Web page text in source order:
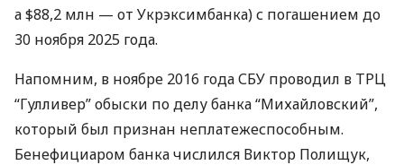
а $88,2 млн — от Укрэксимбанка) с погашением до
30 ноября 2025 года.
Напомним, в ноябре 2016 годаСБУ проводил в ТРЦ
“Гулливер” обыски по делу банка “Михайловский”,
который был признан неплатежеспособным.
Бенефициаром банка числился Виктор Полищук,